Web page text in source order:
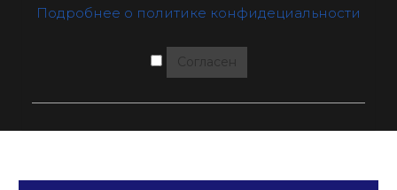
Подробнее о политике конфидециальности
Согласен